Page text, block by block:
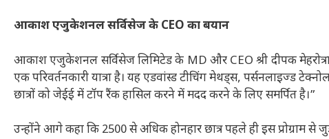
आकाश एजुकेशनल सर्विसेज के CEO का बयान
आकाश एजुकेशनल सर्विसेज लिमिटेड के MD और CEO श्री दीपक
एक परिवर्तनकारी यात्रा है। यह एडवांस्ड टीचिंग मेथड्स, पर्सनलाइज्ड
छात्रों को जेईई में टॉप रैंक हासिल करने में मदद करने के लिए समर्पित है।”
उन्होंने आगे कहा कि 2500 से अधिक होनहार छात्र पहले ही इस